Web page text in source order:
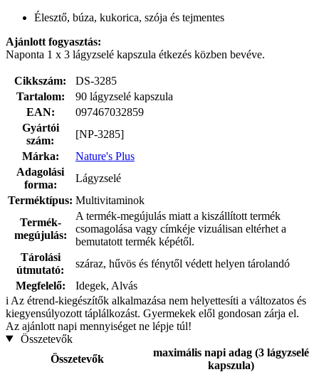
Élesztő, búza, kukorica, szója és tejmentes
Ajánlott fogyasztás:
Naponta 1 x 3 lágyzselé kapszula étkezés közben bevéve.
Cikkszám:
DS-3285
Tartalom:
90 lágyzselé kapszula
EAN:
097467032859
Gyártói
szám:
[NP-3285]
Márka:
Nature's Plus
Adagolási
forma:
Lágyzselé
Terméktípus: Multivitaminok
Termék-
megújulás:
A termék-megújulás miatt a kiszállított termék
csomagolása vagy címkéje vizuálisan eltérhet a
bemutatott termék képétől.
Tárolási
útmutató:
száraz, hűvös és fénytől védett helyen tárolandó
Megfelelő:
Idegek, Alvás
i Az étrend-kiegészítők alkalmazása nem helyettesíti a változatos és
kiegyensúlyozott táplálkozást. Gyermekek elől gondosan zárja el.
Az ajánlott napi mennyiséget ne lépje túl!
Összetevők
Összetevők
maximális napi adag (3 lágyzselé
kapszula)